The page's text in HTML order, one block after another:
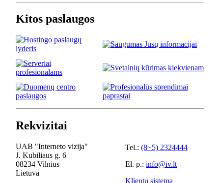
Kitos paslaugos
Rekvizitai
UAB "Interneto vizija"
J. Kubiliaus g. 6
08234 Vilnius
Lietuva
Tel.: (8~5) 2324444
El. p.: info@iv.lt
Klientų sistema